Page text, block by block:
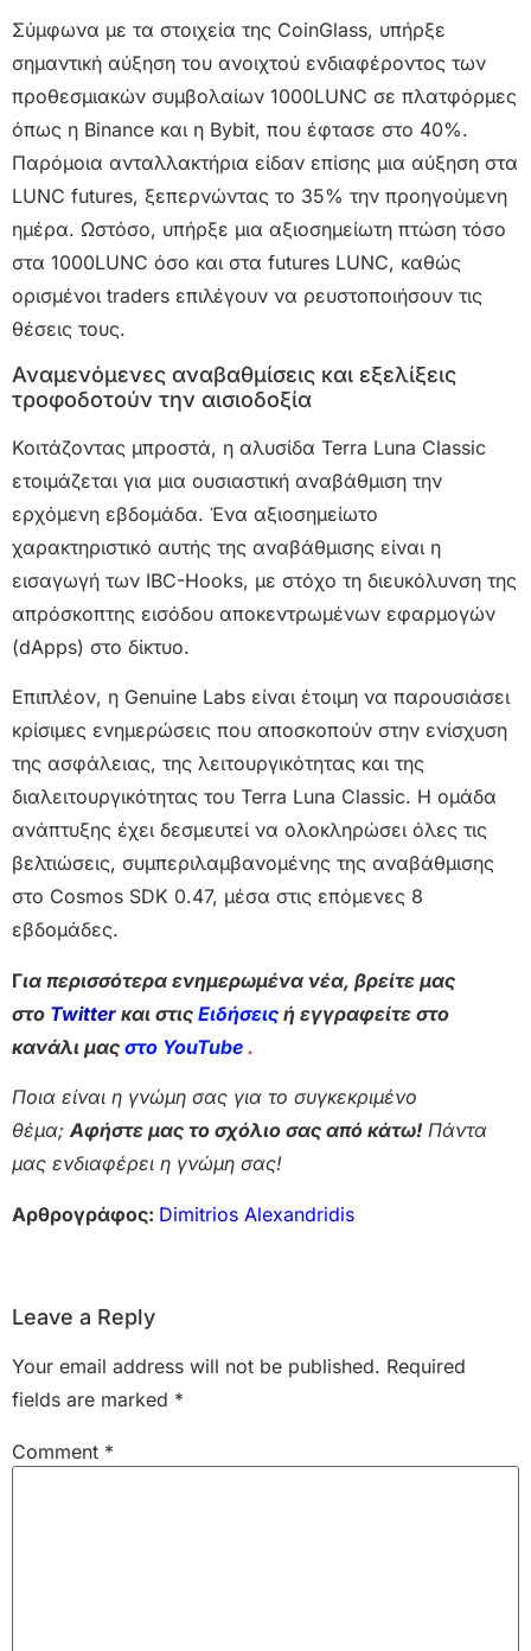
Σύμφωνα με τα στοιχεία της CoinGlass, υπήρξε
σημαντική αύξηση του ανοιχτού ενδιαφέροντος των
προθεσμιακών συμβολαίων 1000LUNC σε πλατφόρμες
όπως η Binance και η Bybit, που έφτασε στο 40%.
Παρόμοια ανταλλακτήρια είδαν επίσης μια αύξηση στα
LUNC futures, ξεπερνώντας το 35% την προηγούμενη
ημέρα. Ωστόσο, υπήρξε μια αξιοσημείωτη πτώση τόσο
στα 1000LUNC όσο και στα futures LUNC, καθώς
ορισμένοι traders επιλέγουν να ρευστοποιήσουν τις
θέσεις τους.
Αναμενόμενες αναβαθμίσεις και εξελίξεις
τροφοδοτούν την αισιοδοξία
Κοιτάζοντας μπροστά, η αλυσίδα Terra Luna Classic
ετοιμάζεται για μια ουσιαστική αναβάθμιση την
ερχόμενη εβδομάδα. Ένα αξιοσημείωτο
χαρακτηριστικό αυτής της αναβάθμισης είναι η
εισαγωγή των IBC-Hooks, με στόχο τη διευκόλυνση της
απρόσκοπτης εισόδου αποκεντρωμένων εφαρμογών
(dApps) στο δίκτυο.
Επιπλέον, η Genuine Labs είναι έτοιμη να παρουσιάσει
κρίσιμες ενημερώσεις που αποσκοπούν στην ενίσχυση
της ασφάλειας, της λειτουργικότητας και της
διαλειτουργικότητας του Terra Luna Classic. Η ομάδα
ανάπτυξης έχει δεσμευτεί να ολοκληρώσει όλες τις
βελτιώσεις, συμπεριλαμβανομένης της αναβάθμισης
στο Cosmos SDK 0.47, μέσα στις επόμενες 8
εβδομάδες.
Για περισσότερα ενημερωμένα νέα, βρείτε μας
στο Twitter και στις Ειδήσεις ή εγγραφείτε στο
κανάλι μας στο YouTube .
Ποια είναι η γνώμη σας για το συγκεκριμένο
θέμα;Αφήστε μας το σχόλιο σας από κάτω! Πάντα
μας ενδιαφέρει η γνώμη σας!
Αρθρογράφος: Dimitrios Alexandridis
Leave a Reply
Your email address will not be published. Required
fields are marked *
Comment *